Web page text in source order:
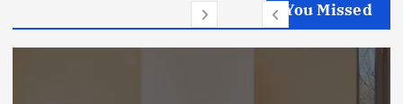
You Missed